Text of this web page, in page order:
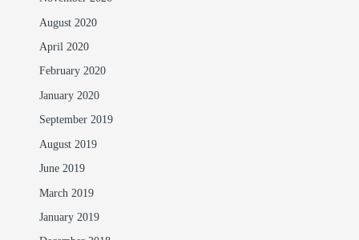
August 2020
April 2020
February 2020
January 2020
September 2019
August 2019
June 2019
March 2019
January 2019